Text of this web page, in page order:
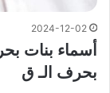
2024-12-02
بحرف الـ ق